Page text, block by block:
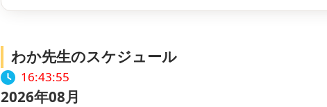
わか先生のスケジュール
16:43:56
2026年08月